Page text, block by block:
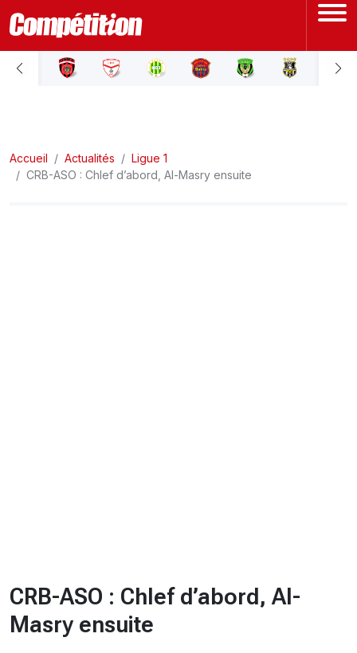
ACCUEIL
LIGUE 2
Accueil Actualités
Ligue 1
CRB-ASO : Chlef d’abord, Al-Masry ensuite
CRB-ASO : Chlef d’abord, Al-
Masry ensuite